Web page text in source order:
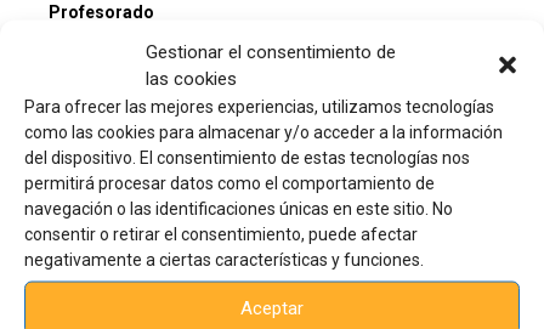
Gestionar el consentimiento de
las cookies
Para ofrecer las mejores experiencias, utilizamos tecnologías
como las cookies para almacenar y/o acceder a la información
del dispositivo. El consentimiento de estas tecnologías nos
permitirá procesar datos como el comportamiento de
navegación o las identificaciones únicas en este sitio. No
consentir o retirar el consentimiento, puede afectar
negativamente a ciertas características y funciones.
Aceptar
Profesorado
Producción Industrial por la UPV. Desde 2010, Técnico
Superior de Laboratorio en la Universidad Politécnica de
Valencia (UPV). Amplia experiencia en el procesado y
caracterización de materiales poliméricos y materiales
compuestos. Investigadora en proyectos nacionales sobre
ingeniería, mecánica industrial, desarrollo y procesado de
materiales compuestos ecológicos, materiales con
nanocargas y nanopigmentos y envases biodegradables
para alimentos. Ha participado en diversas publicaciones